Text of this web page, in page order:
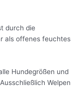
durch die
als offenes feuchtes
Hundegrößen und
Welpen